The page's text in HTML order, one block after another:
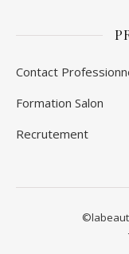
Contact
Formation Salon
Recrutement
©